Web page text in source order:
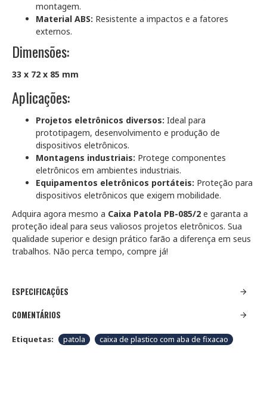
montagem.
Material ABS: Resistente a impactos e a fatores
externos.
Dimensões:
33 x 72 x 85 mm
Aplicações:
Projetos eletrônicos diversos: Ideal para
prototipagem, desenvolvimento e produção de
dispositivos eletrônicos.
Montagens industriais: Protege componentes
eletrônicos em ambientes industriais.
Equipamentos eletrônicos portáteis: Proteção para
dispositivos eletrônicos que exigem mobilidade.
Adquira agora mesmo a Caixa Patola PB-085/2 e garanta a
proteção ideal para seus valiosos projetos eletrônicos. Sua
qualidade superior e design prático farão a diferença em seus
trabalhos. Não perca tempo, compre já!
ESPECIFICAÇÕES
COMENTÁRIOS
Etiquetas: patola caixa de plastico com aba de fixacao